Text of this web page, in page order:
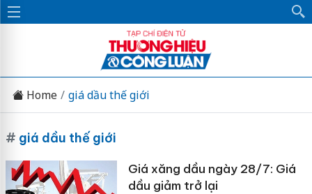
Home giá dầu thế giới
# giá dầu thế giới
Giá xăng dầu ngày 28/7: Giá
dầu giảm trở lại